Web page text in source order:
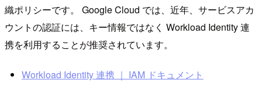
織ポリシーです。 Google Cloud では、近年、サービスアカ
ウントの認証には、キー情報ではなく Workload Identity 連
携を利用することが推奨されています。
Workload Identity 連携 ｜ IAM ドキュメント